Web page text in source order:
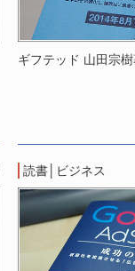
ギフテッド 山田宗
読書 ビジネス